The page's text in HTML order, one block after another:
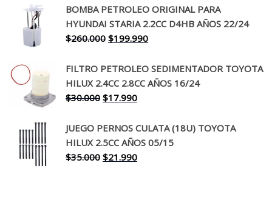
original
era:
$650.000.
actual
es:
$519.990.
BOMBA PETROLEO ORIGINAL PARA
HYUNDAI STARIA 2.2CC D4HB AÑOS 22/24
$260.000 El
original
era:
$260.000.
$199.990El
actual
es:
FILTRO PETROLEO SEDIMENTADOR TOYOTA
HILUX 2.4CC 2.8CC AÑOS 16/24
$30.000 El
original
era:
$30.000.
$17.990El
actual
es:
$17.990.
JUEGO PERNOS CULATA (18U) TOYOTA
HILUX 2.5CC AÑOS 05/15
$35.000 El
$21.990El